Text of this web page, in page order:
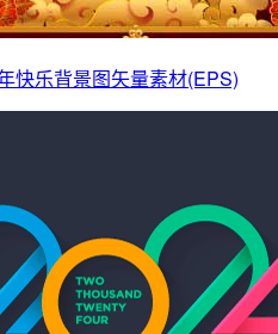
快乐背景图矢量素材(EPS)